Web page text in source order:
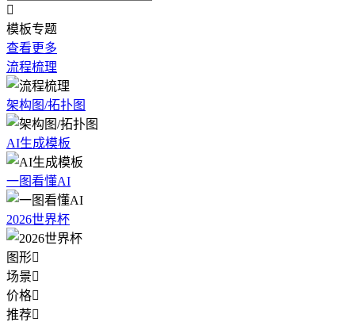

模板专题
查看更多
流程梳理
架构图/拓扑图
AI生成模板
一图看懂AI
2026世界杯
图形
场景
价格
推荐